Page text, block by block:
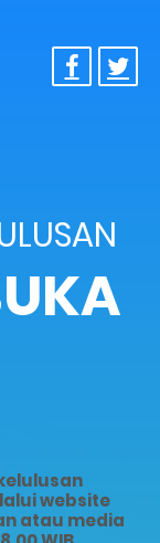
website
atau media